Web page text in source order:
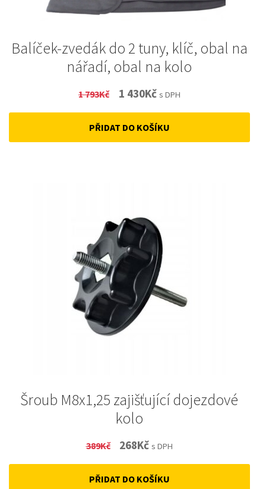
Balíček-zvedák do 2 tuny, klíč, obal na
nářadí, obal na kolo
1 793Kč
Original
price
was:
1 430KčCurrent
price
is:
s DPH
PŘIDAT DO KOŠÍKU
Šroub M8x1,25 zajišťující dojezdové
kolo
389Kč
Original
price
was:
268KčCurrent
price
is:
s DPH
PŘIDAT DO KOŠÍKU